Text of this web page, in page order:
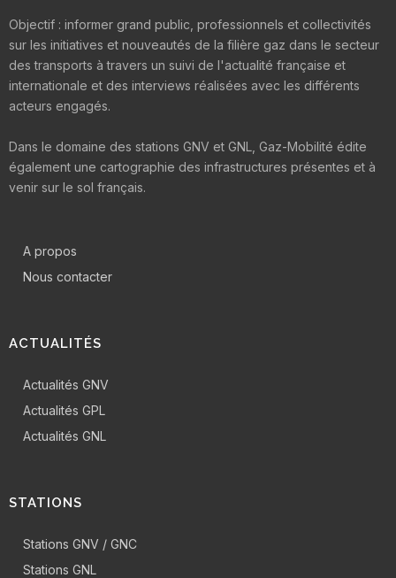
Objectif : informer grand public, professionnels et collectivités
sur les initiatives et nouveautés de la filière gaz dans le secteur
des transports à travers un suivi de l'actualité française et
internationale et des interviews réalisées avec les différents
acteurs engagés.
Dans le domaine des stations GNV et GNL, Gaz-Mobilité édite
également une cartographie des infrastructures présentes et à
venir sur le sol français.
A propos
Nous contacter
ACTUALITÉS
Actualités GNV
Actualités GPL
Actualités GNL
STATIONS
Stations GNV / GNC
Stations GNL